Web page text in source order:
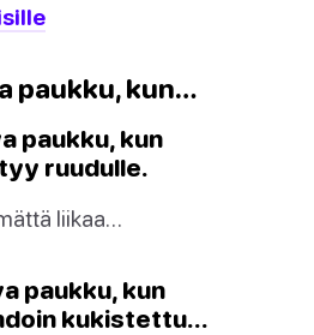
paukku, kun…
paukku, kun
ruudulle.
liikaa…
paukku, kun
kukistettu…